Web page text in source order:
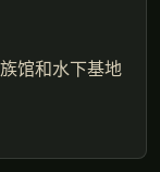
馆和水下基地